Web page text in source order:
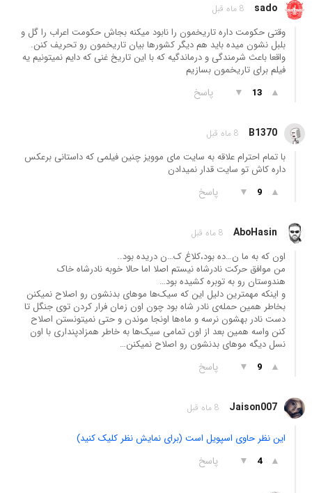
sado 8 ماه قبل
وقتی حکومت داره تاریخمون را نابود میکنه بجاش حکومت اعراب را گل و
بلبل نشون میده باید هم دیگر کشورها بیان تاریخمون رو تحریف کنن.
واقعا باعث شرمندگی و درماندگیه که با این تاریخ غنی که دایم نمیتونیم یه
فیلم برای تاریخمون بسازیم
▲
13
▼ پاسخ
B1370 8 ماه قبل
با تمام احترام علاقه به سایت مای موویز چنین فیلمی که داستانی برعکس
داره کاش تو سایت قدار نمیدادن
▲
9
▼ پاسخ
AboHasin 8 ماه قبل
اون که به ما ن…ده بود،کلاغ ک…ن دریده بود..
من موافق حرکت نادرشاه نیستم اصلا اما حالا خوبه نادرشاه خاک
هندوستان رو به توبره کشیده بود…
و اینکه مهمترین دلیل این که سیک‌ها موهای بدنشون رو اصلاح نمیکنن
بخاطر همین حمله‌ی نادر شاه بود چون اون زمان فرار کردن توی جنگل تا
دست نادر بهشون نرسه و ماه‌ها اونجا موندن و حتی نمیتونستن اصلاح
کنن واسه همین بعد از اون تمامی سیک‌ها به خاطر همزادپنداری با اون
نسل دیگه موهای بدنشون رو اصلاح نمیکنن…
▲
9
▼ پاسخ
Jaison007 8 ماه قبل
این نظر حاوی اسپویل است (برای نمایش نظر کلیک کنید)
▲
4
▼ پاسخ